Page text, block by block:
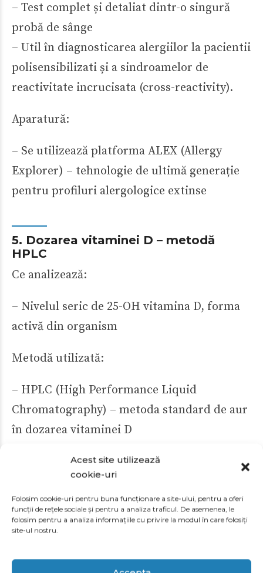
Acest site utilizează
cookie-uri
Folosim cookie-uri pentru buna funcționare a site-ului, pentru a oferi
funcții de rețele sociale și pentru a analiza traficul. De asemenea, le
folosim pentru a analiza informațiile cu privire la modul în care folosiți
site-ul nostru.
– Test complet și detaliat dintr-o singură
probă de sânge
– Util în diagnosticarea alergiilor la pacientii
polisensibilizati și a sindroamelor de
reactivitate incrucisata (cross-reactivity).
Aparatură:
– Se utilizează platforma ALEX (Allergy
Explorer) – tehnologie de ultimă generație
pentru profiluri alergologice extinse
5. Dozarea vitaminei D – metodă
HPLC
Ce analizează:
– Nivelul seric de 25-OH vitamina D, forma
activă din organism
Metodă utilizată:
– HPLC (High Performance Liquid
Chromatography) – metoda standard de aur
în dozarea vitaminei D
în evaluarea deficitului sau toxicității
Calitate și siguranță în fiecare etapă
Japonia, fiind omologate internațional